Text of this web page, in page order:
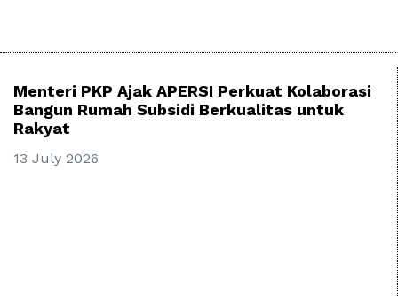
Menteri PKP Ajak APERSI Perkuat Kolaborasi
Bangun Rumah Subsidi Berkualitas untuk
Rakyat
13 July 2026